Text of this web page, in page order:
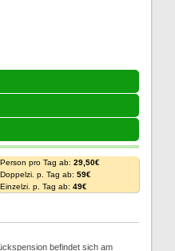
Person pro Tag ab: 29,50€
Doppelzi. p. Tag ab: 59€
Einzelzi. p. Tag ab: 49€
befindet sich am